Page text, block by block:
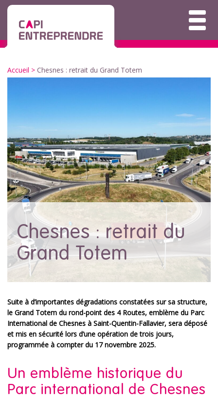
Accueil > Chesnes : retrait du Grand Totem
Chesnes : retrait du
Grand Totem
Suite à d’importantes dégradations constatées sur sa structure,
le Grand Totem du rond-point des 4 Routes, emblème du Parc
International de Chesnes à Saint-Quentin-Fallavier, sera déposé
et mis en sécurité lors d’une opération de trois jours,
programmée à compter du 17 novembre 2025.
Un emblème historique du
Parc international de Chesnes